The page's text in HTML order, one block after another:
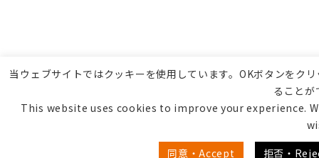
当ウェブサイトではクッキーを使用しています。OKボタンをク
ることが
This website uses cookies to improve your experience.
同意・Accept
拒否・